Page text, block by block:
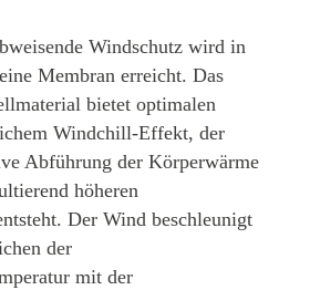
Windschutz wird in
Membran erreicht. Das
bietet optimalen
Windchill-Effekt, der
Abführung der Körperwärme
höheren
Der Wind beschleunigt
der
mit der